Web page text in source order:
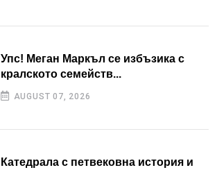
Упс! Меган Маркъл се избъзика с
кралското семейств...
AUGUST 07, 2026
Катедрала с петвековна история и